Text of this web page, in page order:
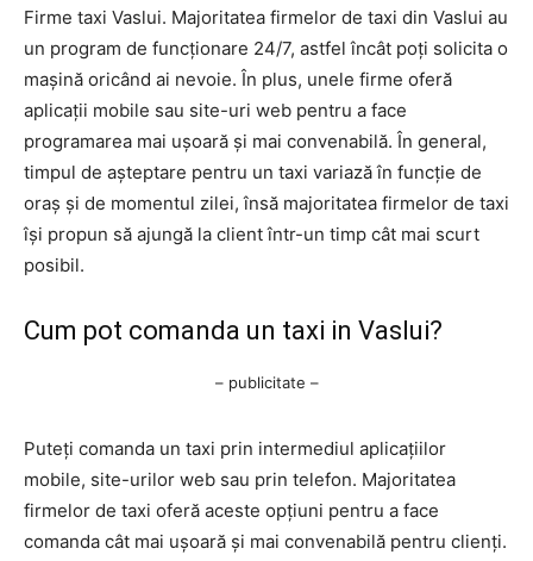
Firme taxi Vaslui. Majoritatea firmelor de taxi din Vaslui au
un program de funcționare 24/7, astfel încât poți solicita o
mașină oricând ai nevoie. În plus, unele firme oferă
aplicații mobile sau site-uri web pentru a face
programarea mai ușoară și mai convenabilă. În general,
timpul de așteptare pentru un taxi variază în funcție de
oraș și de momentul zilei, însă majoritatea firmelor de taxi
își propun să ajungă la client într-un timp cât mai scurt
posibil.
Cum pot comanda un taxi in Vaslui?
– publicitate –
Puteți comanda un taxi prin intermediul aplicațiilor
mobile, site-urilor web sau prin telefon. Majoritatea
firmelor de taxi oferă aceste opțiuni pentru a face
comanda cât mai ușoară și mai convenabilă pentru clienți.